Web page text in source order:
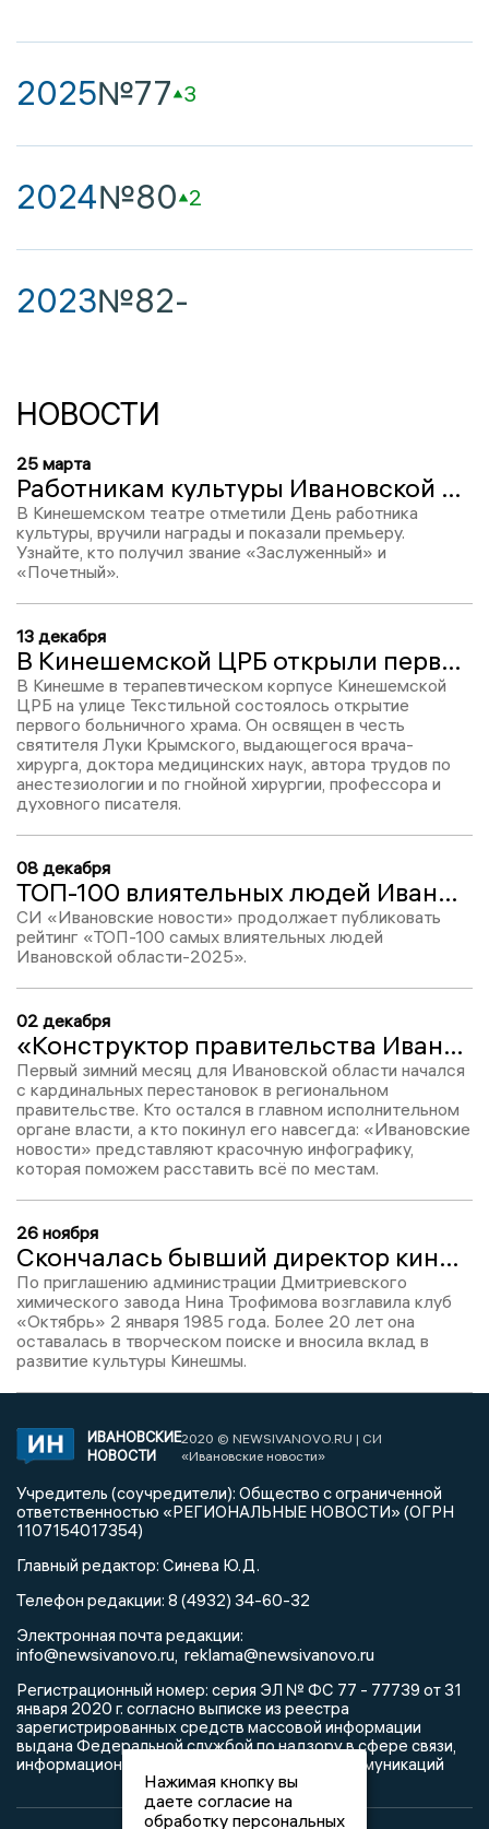
2025№77 3
2024№80 2
2023№82-
НОВОСТИ
25 марта
Работникам культуры Ивановской области вручили награды
В Кинешемском театре отметили День работника
культуры, вручили награды и показали премьеру.
Узнайте, кто получил звание «Заслуженный» и
«Почетный».
13 декабря
В Кинешемской ЦРБ открыли первый больничный храм
В Кинешме в терапевтическом корпусе Кинешемской
ЦРБ на улице Текстильной состоялось открытие
первого больничного храма. Он освящен в честь
святителя Луки Крымского, выдающегося врача-
хирурга, доктора медицинских наук, автора трудов по
анестезиологии и по гнойной хирургии, профессора и
духовного писателя.
08 декабря
ТОП-100 влиятельных людей Ивановской области-2025: Наталья Трофимова, место № 77
СИ «Ивановские новости» продолжает публиковать
рейтинг «ТОП-100 самых влиятельных людей
Ивановской области-2025».
02 декабря
«Конструктор правительства Ивановской области» – 2025: инфографика ИН
Первый зимний месяц для Ивановской области начался
с кардинальных перестановок в региональном
правительстве. Кто остался в главном исполнительном
органе власти, а кто покинул его навсегда: «Ивановские
новости» представляют красочную инфографику,
которая поможем расставить всё по местам.
26 ноября
Скончалась бывший директор кинешемского клуба «Октябрь» Нина Трофимова
По приглашению администрации Дмитриевского
химического завода Нина Трофимова возглавила клуб
«Октябрь» 2 января 1985 года. Более 20 лет она
оставалась в творческом поиске и вносила вклад в
развитие культуры Кинешмы.
ИВАНОВСКИЕ
НОВОСТИ
2020 © NEWSIVANOVO.RU | СИ
«Ивановские новости»
Учредитель (соучредители): Общество с ограниченной
ответственностью «РЕГИОНАЛЬНЫЕ НОВОСТИ» (ОГРН
1107154017354)
Главный редактор: Синева Ю.Д.
Телефон редакции: 8 (4932) 34-60-32
Электронная почта редакции:
info@newsivanovo.ru, reklama@newsivanovo.ru
Регистрационный номер: серия ЭЛ № ФС 77 - 77739 от 31
января 2020 г. согласно выписке из реестра
зарегистрированных средств массовой информации
выдана Федеральной службой по надзору в сфере связи,
информационных технологий и массовых коммуникаций
Нажимая кнопку вы
даете согласие на
обработку персональных